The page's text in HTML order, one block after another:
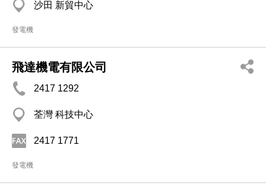
沙田 新貿中心
發電機
飛達機電有限公司
2417 1292
荃灣 科技中心
2417 1771
發電機